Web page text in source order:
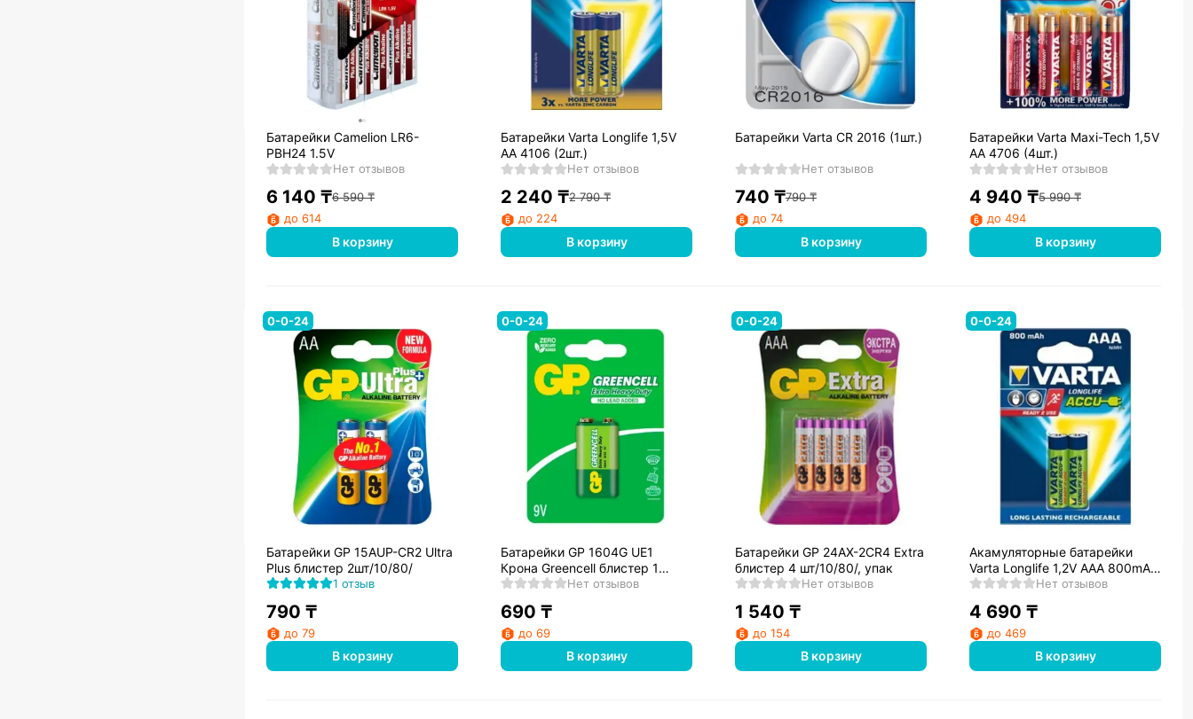
Батарейки Camelion LR6-
PBH24 1.5V
Нет отзывов
6 140 ₸6 590₸
до 614
В корзину
Батарейки Varta Longlife 1,5V
AA 4106 (2шт.)
Нет отзывов
2 240 ₸2 790₸
до 224
В корзину
Батарейки Varta CR 2016 (1шт.)
Нет отзывов
740 ₸790₸
до 74
В корзину
Батарейки Varta Maxi-Tech 1,5V
AA 4706 (4шт.)
Нет отзывов
4 940 ₸5 990₸
до 494
В корзину
0-0-24
Батарейки GP 15AUP-CR2 Ultra
Plus блистер 2шт/10/80/
1 отзыв
790 ₸
до 79
В корзину
0-0-24
Батарейки GP 1604G UE1
Крона Greencell блистер 1
шт/10/200/, упакНет отзывов
690 ₸
до 69
В корзину
0-0-24
Батарейки GP 24AX-2CR4 Extra
блистер 4 шт/10/80/, упак
Нет отзывов
1 540 ₸
до 154
В корзину
0-0-24
Акамуляторные батарейки
Varta Longlife 1,2V AAA 800mAh
(2шт.)
Нет отзывов
4 690 ₸
до 469
В корзину